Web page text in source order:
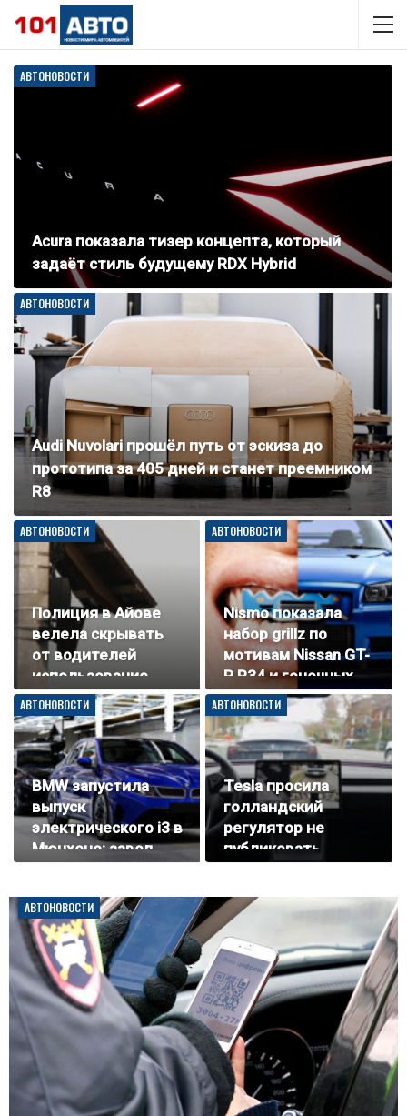
АВТОНОВОСТИ
Acura показала тизер концепта, который
задаёт стиль будущему RDX Hybrid
АВТОНОВОСТИ
Audi Nuvolari прошёл путь от эскиза до
прототипа за 405 дней и станет преемником
R8
АВТОНОВОСТИ
Полиция в Айове
велела скрывать
от водителей
использование
камер
распознавания
номеров
АВТОНОВОСТИ
Nismo показала
набор grillz по
мотивам Nissan GT-
R R34 и гоночных
машин
АВТОНОВОСТИ
BMW запустила
выпуск
электрического i3 в
Мюнхене: завод
АВТОНОВОСТИ
Tesla просила
голландский
регулятор не
публиковать
Европе
АВТОНОВОСТИ